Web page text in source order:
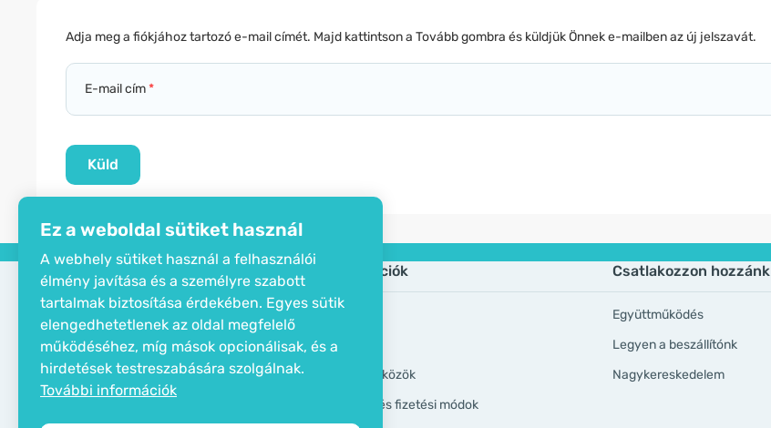
Ez a weboldal sütiket használ
A webhely sütiket használ a felhasználói
élmény javítása és a személyre szabott
tartalmak biztosítása érdekében. Egyes sütik
elengedhetetlenek az oldal megfelelő
működéséhez, míg mások opcionálisak, és a
hirdetések testreszabására szolgálnak.
További információk
Adja meg a fiókjához tartozó e-mail címét. Majd kattintson a Tovább gombra és küldjük Önnek e-mailben az új jelszavát.
E-mail cím
Cég
Elérhetőségek
Rólunk
Információk
Márkák
GDPR eszközök
Szállítási és fizetési módok
Csatlakozzon hozzánk
Együttműködés
Legyen a beszállítónk
Nagykereskedelem